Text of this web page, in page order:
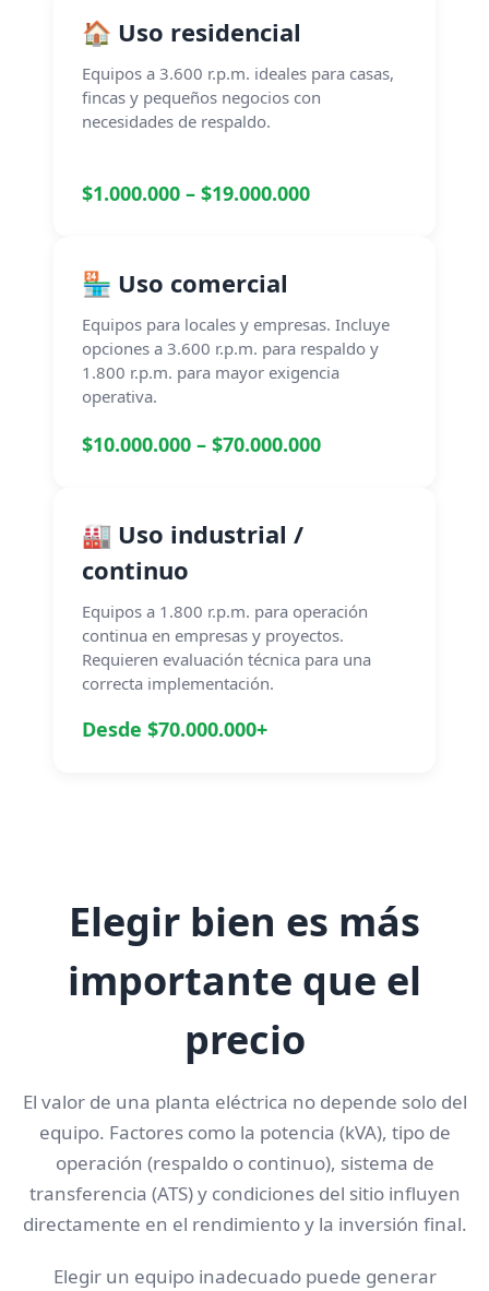
🏠 Uso residencial
Equipos a 3.600 r.p.m. ideales para casas,
fincas y pequeños negocios con
necesidades de respaldo.
$1.000.000 – $19.000.000
🏪 Uso comercial
Equipos para locales y empresas. Incluye
opciones a 3.600 r.p.m. para respaldo y
1.800 r.p.m. para mayor exigencia
operativa.
$10.000.000 – $70.000.000
🏭 Uso industrial /
continuo
Equipos a 1.800 r.p.m. para operación
continua en empresas y proyectos.
Requieren evaluación técnica para una
correcta implementación.
Desde $70.000.000+
Elegir bien es más
importante que el
precio
El valor de una planta eléctrica no depende solo del
equipo. Factores como la potencia (kVA), tipo de
operación (respaldo o continuo), sistema de
transferencia (ATS) y condiciones del sitio influyen
directamente en el rendimiento y la inversión final.
Elegir un equipo inadecuado puede generar